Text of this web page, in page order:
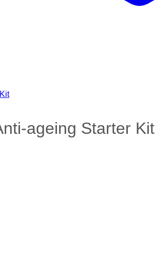
ageing Starter Kit